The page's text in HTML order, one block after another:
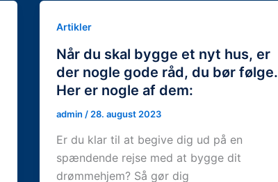
Artikler
Når du skal bygge et nyt hus, er
der nogle gode råd, du bør følge.
Her er nogle af dem:
admin / 28. august 2023
Er du klar til at begive dig ud på en
spændende rejse med at bygge dit
drømmehjem? Så gør dig